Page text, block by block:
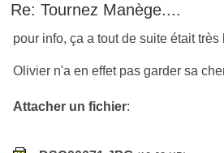
Re: Tournez Manège....
pour info, ça a tout de suite était très
Olivier n'a en effet pas garder sa
Attacher un fichier: